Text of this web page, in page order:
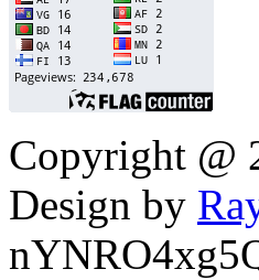
Copyright @
Design by